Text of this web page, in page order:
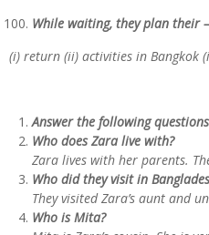
While waiting, they plan their
(i) return (ii) activities in Bangkok
Answer the following
Who does Zara live with?
Zara lives with her parents.
Who did they visit in
They visited Zara’s aunt and
Who is Mita?